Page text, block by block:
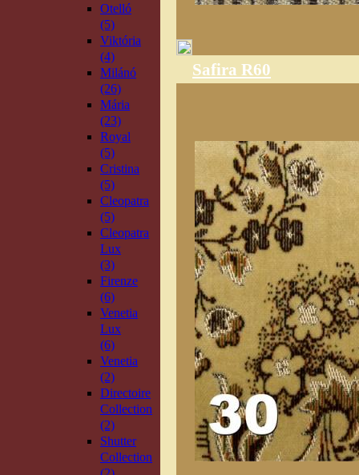
Otelló
(5)
Viktória
(4)
Milánó
(26)
Mária
(23)
Royal
(5)
Cristina
(5)
Cleopatra
(5)
Cleopatra
Lux
(3)
Firenze
(6)
Venetia
Lux
(6)
Venetia
(2)
Directoire
Collection
(2)
Shutter
Collection
Safira R60